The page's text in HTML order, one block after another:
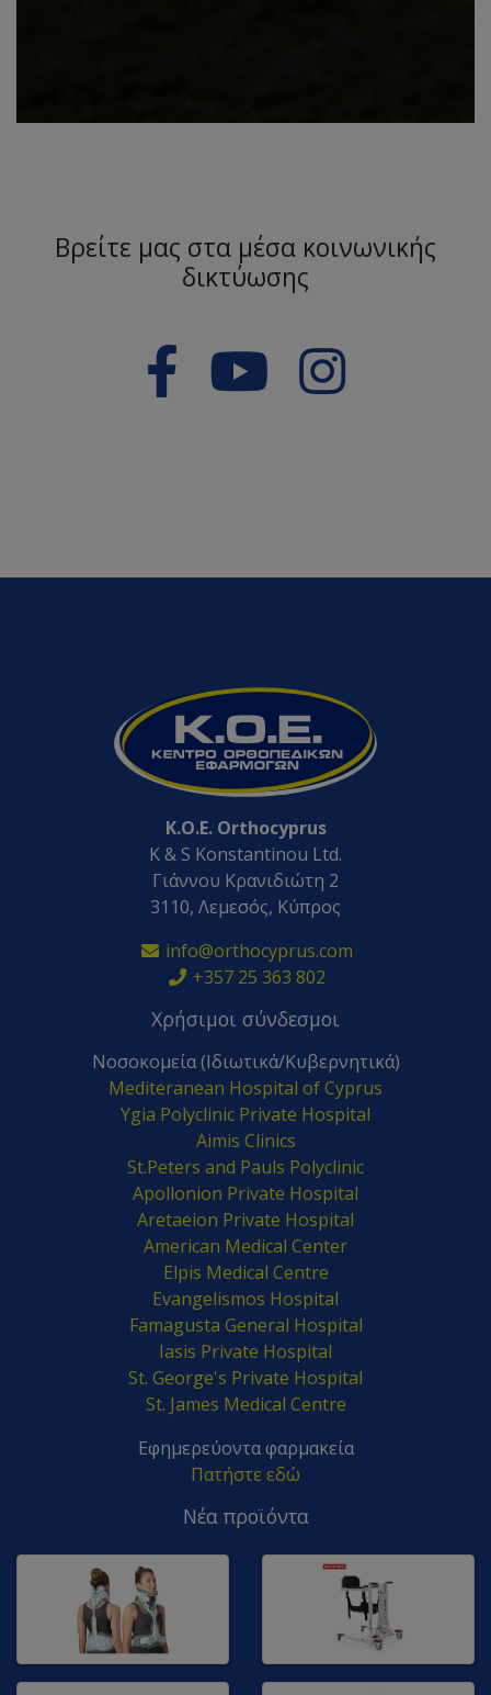
Βρείτε μας στα μέσα κοινωνικής
δικτύωσης
K.O.E. Orthocyprus
K & S Konstantinou Ltd.
Γιάννου Κρανιδιώτη 2
3110, Λεμεσός, Κύπρος
info@orthocyprus.com
+357 25 363 802
Χρήσιμοι σύνδεσμοι
Νοσοκομεία (Ιδιωτικά/Κυβερνητικά)
Mediteranean Hospital of Cyprus
Ygia Polyclinic Private Hospital
Aimis Clinics
St.Peters and Pauls Polyclinic
Apollonion Private Hospital
Aretaeion Private Hospital
American Medical Center
Elpis Medical Centre
Evangelismos Hospital
Famagusta General Hospital
Iasis Private Hospital
St. George's Private Hospital
St. James Medical Centre
Εφημερεύοντα φαρμακεία
Πατήστε εδώ
Νέα προϊόντα